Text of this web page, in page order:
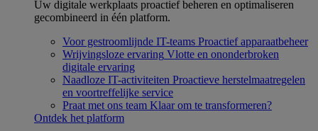
Uw digitale werkplaats proactief beheren en optimaliseren
gecombineerd in één platform.
Voor gestroomlijnde IT-teams Proactief apparaatbeheer
Wrijvingsloze ervaring Vlotte en ononderbroken
digitale ervaring
Naadloze IT-activiteiten Proactieve herstelmaatregelen
en voortreffelijke service
Praat met ons team Klaar om te transformeren?
Ontdek het platform